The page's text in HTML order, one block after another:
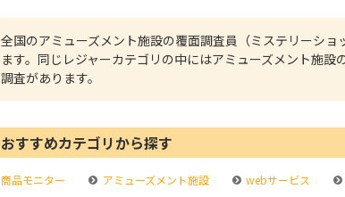
全国のアミューズメント施設の覆面調査員（ミステリーシ
ます。同じレジャーカテゴリの中にはアミューズメント施設
調査があります。
おすすめカテゴリから探す
商品モニター アミューズメント施設 webサービス